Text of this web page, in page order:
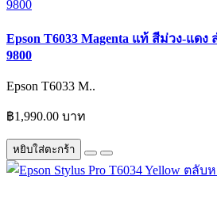
Epson T6033 Magenta แท้ สีม่วง-แดง
9800
Epson T6033 M..
฿1,990.00 บาท
หยิบใส่ตะกร้า